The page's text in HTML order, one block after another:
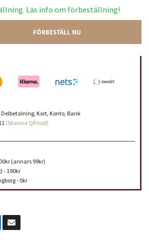
Läs info om förbeställning!
FÖRBESTÄLL NU
Delbetalning, Kort, Konto, Bank
(Skanna QR kod)
(annars 99kr)
- 190kr
- 0kr